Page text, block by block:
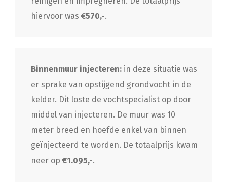
hiervoor was€570,-.
Binnenmuur injecteren: in deze situatie was
er sprake van opstijgend grondvocht in de
kelder. Dit loste de vochtspecialist op door
middel van injecteren. De muur was 10
meter breed en hoefde enkel van binnen
geïnjecteerd te worden. De totaalprijs kwam
neer op€1.095,-.